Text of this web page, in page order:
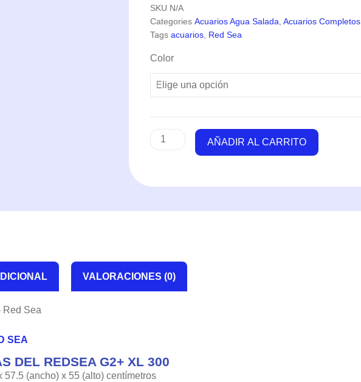
SKU N/A
Categories Acuarios Agua Salada Acuarios Completos
Tags acuarios Red Sea
Color
Reefer
300XL
(300
Red
AÑADIR AL CARRITO
VALORACIONES (0)
Red Sea
SEA
DEL REDSEA G2+ XL 300
(ancho) x 55 (alto) centímetros